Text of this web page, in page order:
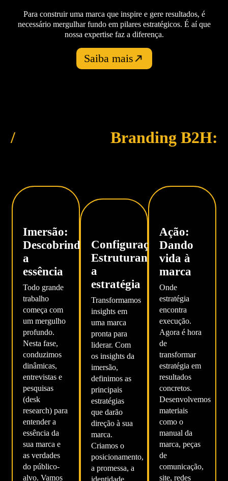
Para construir uma marca que inspire e gere resultados, é
necessário mergulhar fundo em pilares estratégicos. É aí que
nossa expertise faz a diferença.
Saiba mais
/Metodologia Branding B2H:
Imersão:
Descobrindo
a
essência
Todo grande
trabalho
começa com
um mergulho
profundo.
Nesta fase,
conduzimos
dinâmicas,
entrevistas e
pesquisas
(desk
research) para
entender a
essência da
sua marca e
as verdades
do público-
alvo. Vamos
Configuração:
Estruturando
a
estratégia
Transformamos
insights em
uma marca
pronta para
liderar. Com
os insights da
imersão,
definimos as
principais
estratégias
que darão
direção à sua
marca.
Criamos o
posicionamento,
a promessa, a
identidade
Ação:
Dando
vida à
marca
Onde
estratégia
encontra
execução.
Agora é hora
de
transformar
estratégia em
resultados
concretos.
Desenvolvemos
materiais
como o
manual da
marca, peças
de
comunicação,
site, redes